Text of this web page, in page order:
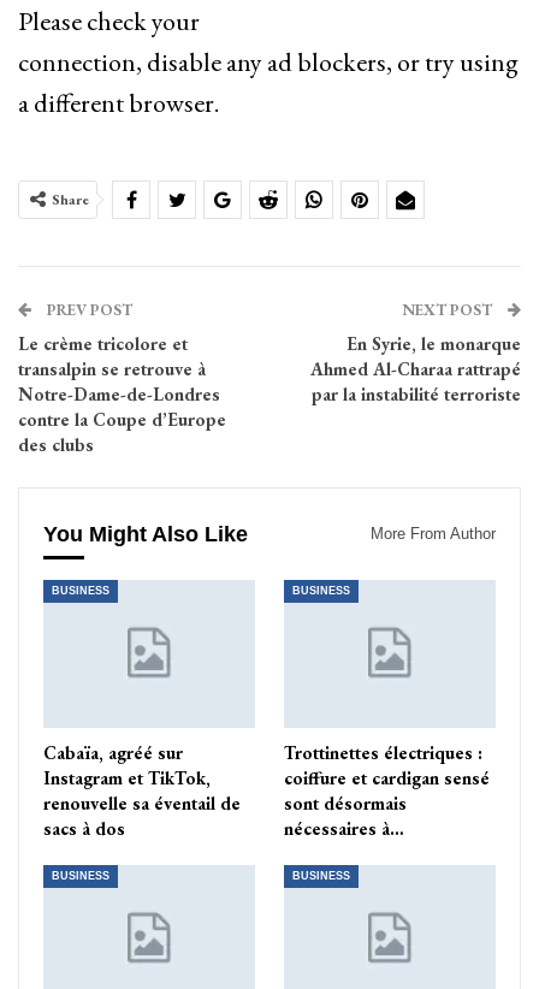
Please check your
connection, disable any ad blockers, or try using
a different browser.
Share
PREV POST
Le crème tricolore et
transalpin se retrouve à
Notre-Dame-de-Londres
contre la Coupe d’Europe
des clubs
NEXT POST
En Syrie, le monarque
Ahmed Al-Charaa rattrapé
par la instabilité terroriste
You Might Also Like More From Author
BUSINESS
Cabaïa, agréé sur
Instagram et TikTok,
renouvelle sa éventail de
sacs à dos
BUSINESS
Trottinettes électriques :
coiffure et cardigan sensé
sont désormais
nécessaires à…
BUSINESS BUSINESS